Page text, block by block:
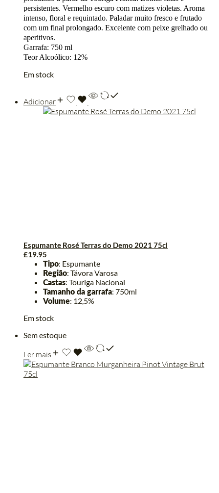
persistentes. Vermelho escuro com matizes violetas. Aroma
intenso, floral e requintado. Paladar muito fresco e frutado
com um final prolongado. Excelente com peixe grelhado ou
aperitivos.
Garrafa: 750 ml
Teor Alcoólico: 12%
Em stock
Adicionar
Espumante Rosé Terras do Demo 2021 75cl
£19.95
Tipo: Espumante
Região: Távora Varosa
Castas: Touriga Nacional
Tamanho da garrafa: 750ml
Volume: 12,5%
Em stock
Sem estoque
Ler mais